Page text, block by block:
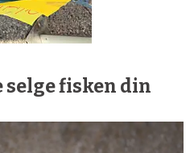
selge fisken din